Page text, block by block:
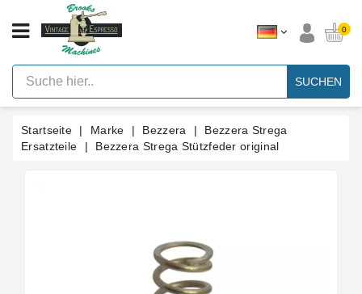
KATEGORIE
Vintage
Hebel
Espresso
Maschinen
Faema
E61
0
SUCHEN
Startseite Marke Bezzera
Bezzera Strega
Ersatzteile
Bezzera Strega Stützfeder original